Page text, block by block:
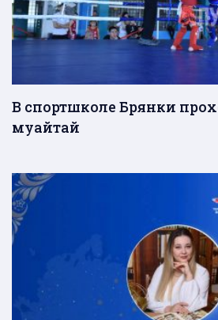
В спортшколе Брянки
муайтай